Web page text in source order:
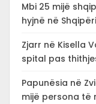
Mbi 25 mijë
hyjnë në
Zjarr në Kisella
spital pas
Papunësia në
mijë persona të